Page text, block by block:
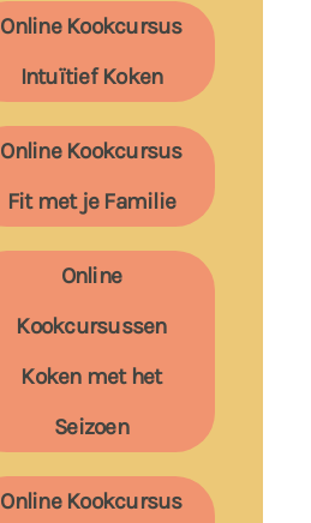
Online Kookcursus
Intuïtief Koken
Online Kookcursus
Fit met je Familie
Online
Kookcursussen
Koken met het
Seizoen
Online Kookcursus